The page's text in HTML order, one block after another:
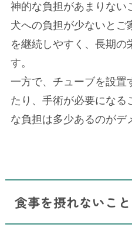
神的な負担があまりない
犬への負担が少ないとご
を継続しやすく、長期の
す。
一方で、チューブを設置
たり、手術が必要になる
な負担は多少あるのがデ
食事を摂れないこ